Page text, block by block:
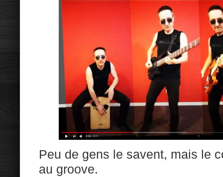
Peu de gens le savent, mais le
au groove.